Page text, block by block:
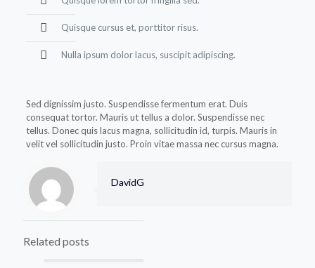
Quisque cursus et, porttitor risus.
Nulla ipsum dolor lacus, suscipit adipiscing.
Sed dignissim justo. Suspendisse fermentum erat. Duis
consequat tortor. Mauris ut tellus a dolor. Suspendisse nec
tellus. Donec quis lacus magna, sollicitudin id, turpis. Mauris in
velit vel sollicitudin justo. Proin vitae massa nec cursus magna.
DavidG
Related posts